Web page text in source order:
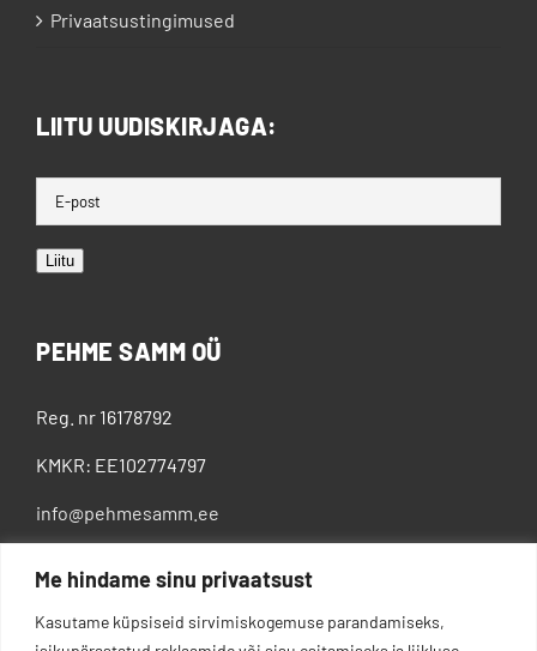
Me hindame sinu privaatsust
Kasutame küpsiseid sirvimiskogemuse parandamiseks,
Privaatsustingimused
LIITU UUDISKIRJAGA:
Liitu
PEHME SAMM OÜ
Reg. nr 16178792
KMKR: EE102774797
info@pehmesamm.ee